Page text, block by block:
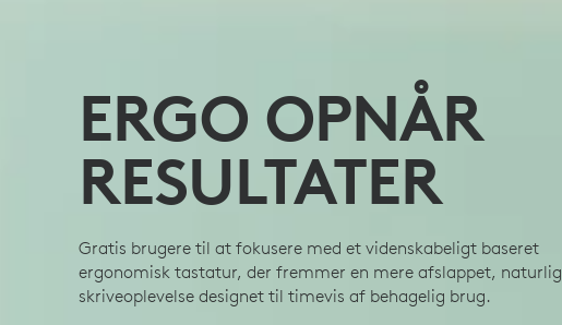
ERGO OPNÅR
RESULTATER
Gratis brugere til at fokusere med et videnskabeligt baseret
ergonomisk tastatur, der fremmer en mere afslappet, naturlig
skriveoplevelse designet til timevis af behagelig brug.